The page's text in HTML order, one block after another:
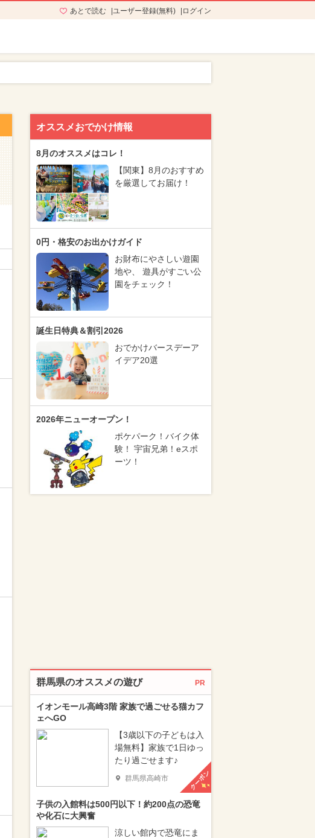
あとで読む ユーザー登録(無料) ログイン
オススメおでかけ情報
8月のオススメはコレ！
【関東】8月のおすすめ
を厳選してお届け！
0円・格安のお出かけガイド
お財布にやさしい遊園
地や、 遊具がすごい公
園をチェック！
誕生日特典＆割引2026
おでかけバースデーア
イデア20選
2026年ニューオープン！
ポケパーク！バイク体
験！ 宇宙兄弟！eスポ
ーツ！
群馬県のオススメの遊び PR
イオンモール高崎3階 家族で過ごせる猫カフ
ェへGO
【3歳以下の子どもは入
場無料】家族で1日ゆっ
たり過ごせます♪
群馬県高崎市 クーポン
子供の入館料は500円以下！約200点の恐竜
や化石に大興奮
涼しい館内で恐竜にま